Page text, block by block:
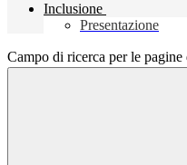
Inclusione
Presentazione
Campo di ricerca per le pagine